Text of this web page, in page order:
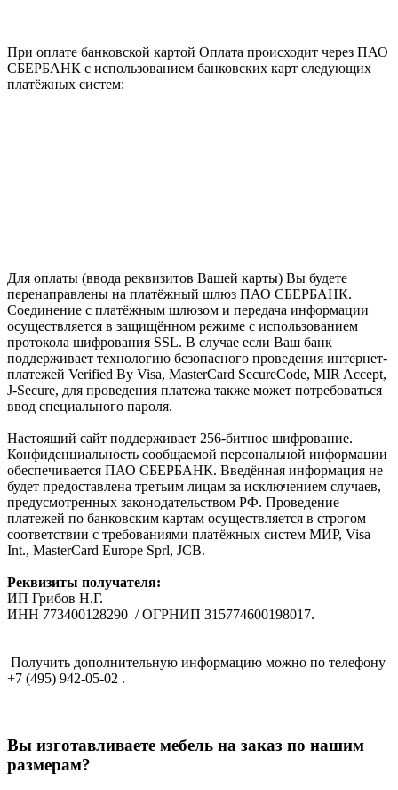
При оплате банковской картой Оплата происходит через ПАО
СБЕРБАНК с использованием банковских карт следующих
платёжных систем:
Для оплаты (ввода реквизитов Вашей карты) Вы будете
перенаправлены на платёжный шлюз ПАО СБЕРБАНК.
Соединение с платёжным шлюзом и передача информации
осуществляется в защищённом режиме с использованием
протокола шифрования SSL. В случае если Ваш банк
поддерживает технологию безопасного проведения интернет-
платежей Verified By Visa, MasterCard SecureCode, MIR Accept,
J-Secure, для проведения платежа также может потребоваться
ввод специального пароля.
Настоящий сайт поддерживает 256-битное шифрование.
Конфиденциальность сообщаемой персональной информации
обеспечивается ПАО СБЕРБАНК. Введённая информация не
будет предоставлена третьим лицам за исключением случаев,
предусмотренных законодательством РФ. Проведение
платежей по банковским картам осуществляется в строгом
соответствии с требованиями платёжных систем МИР, Visa
Int., MasterCard Europe Sprl, JCB.
Реквизиты получателя:
ИП Грибов Н.Г.
ИНН 773400128290 / ОГРНИП 315774600198017.
Получить дополнительную информацию можно по телефону
+7 (495) 942-05-02 .
Вы изготавливаете мебель на заказ по нашим
размерам?